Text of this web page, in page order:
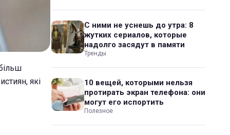
які
С ними не уснешь до утра: 8
жутких сериалов, которые
надолго засядут в памяти
Тренды
10 вещей, которыми нельзя
протирать экран телефона: они
могут его испортить
Полезное